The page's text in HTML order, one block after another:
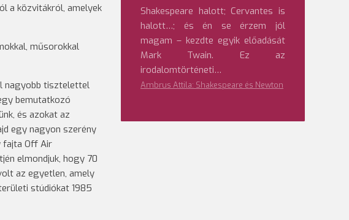
a közvitákról, amelyek
műsorokkal
nagyobb tisztelettel
bemutatkozó
és azokat az
egy nagyon szerény
fajta Off Air
elmondjuk, hogy 70
az egyetlen, amely
stúdiókat 1985
Shakespeare halott; Cervantes is
halott…; és én se érzem jól
magam – kezdte egyik előadását
Mark Twain. Ez az
irodalomtörténeti…
Ambrus Attila: Shakespeare és Newton